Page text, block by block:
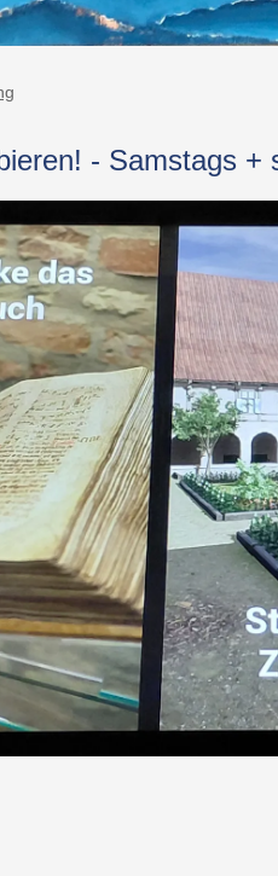
- Samstags